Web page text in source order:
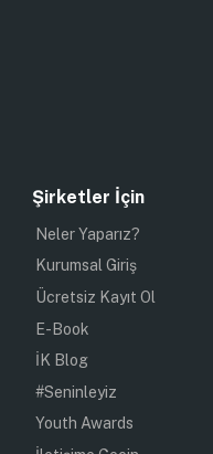
Şirketler İçin
Neler Yaparız?
Kurumsal Giriş
Ücretsiz Kayıt Ol
E-Book
İK Blog
#Seninleyiz
Youth Awards